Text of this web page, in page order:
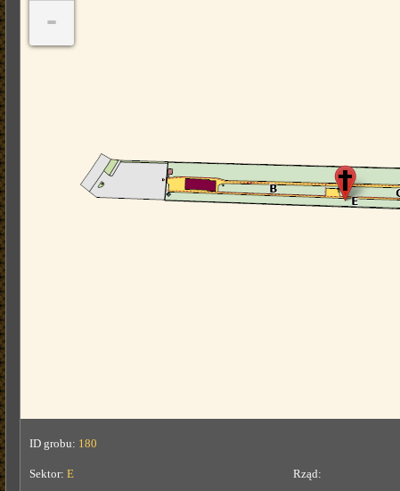
-
ID grobu: 180
Sektor: E Rząd: